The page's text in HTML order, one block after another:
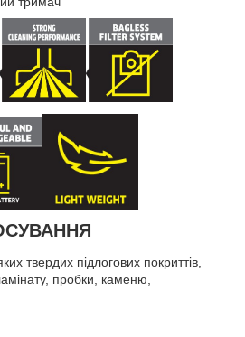
твердих підлогових покриттів,
пробки, каменю,